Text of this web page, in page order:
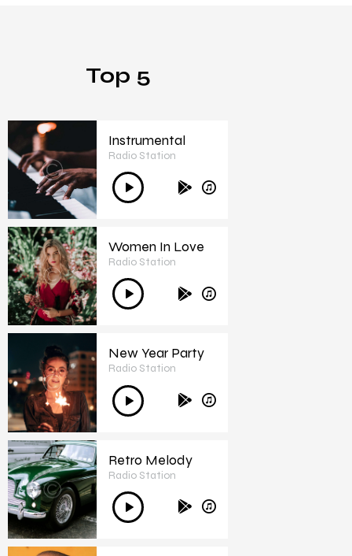
Top 5
1
Instrumental
Radio Station
Audió
lejátszó
2
Women In Love
Radio Station
Audió
lejátszó
3
New Year Party
Radio Station
Audió
lejátszó
4
Retro Melody
Radio Station
Audió
lejátszó